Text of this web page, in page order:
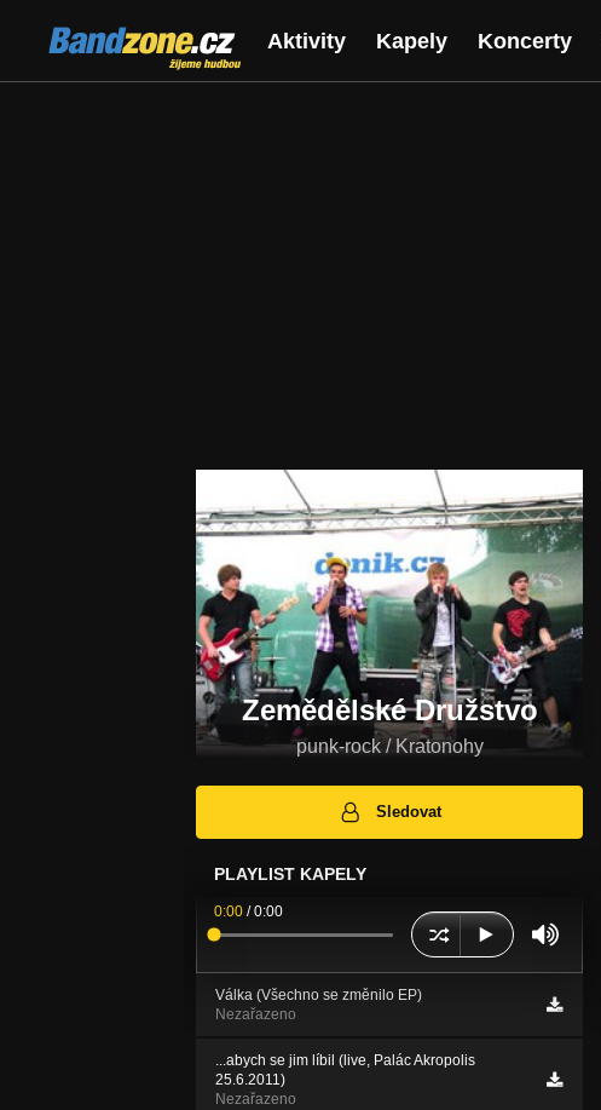
Bandzone.cz
žijeme hudbou
Aktivity Kapely Koncerty
Zemědělské Družstvo
punk-rock / Kratonohy
Sledovat
PLAYLIST KAPELY
0:00 /0:00
Válka (Všechno se změnilo EP)
Nezařazeno
...abych se jim líbil (live, Palác Akropolis
25.6.2011)
Nezařazeno